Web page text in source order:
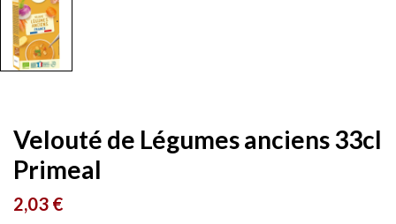
Velouté de Légumes anciens 33cl
Primeal
2,03 €